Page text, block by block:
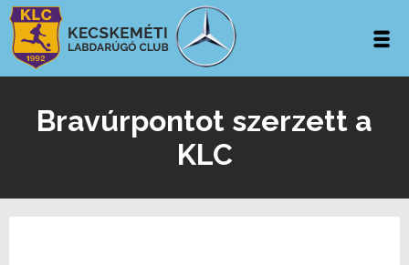
Bravúrpontot szerzett a
KLC